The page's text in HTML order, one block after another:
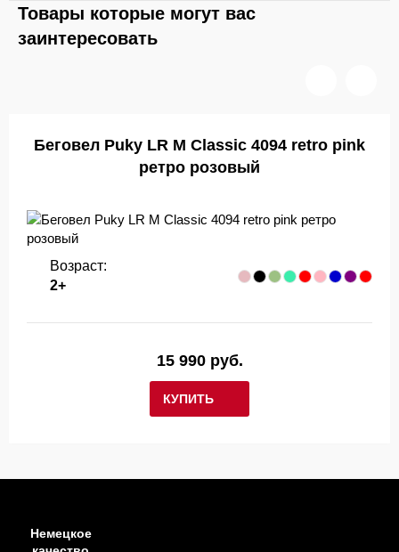
Товары которые могут вас
заинтересовать
Беговел Puky LR M Classic 4094 retro pink
ретро розовый
Возраст:
2+
КУПИТЬ
15 990 руб.
Немецкое